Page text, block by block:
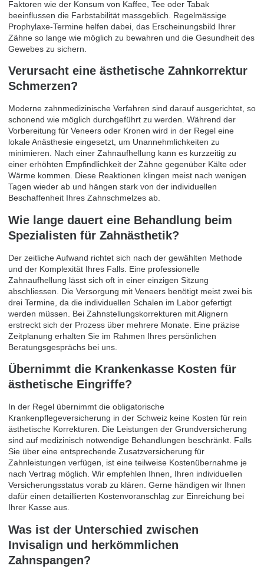
Faktoren wie der Konsum von Kaffee, Tee oder Tabak
beeinflussen die Farbstabilität massgeblich. Regelmässige
Prophylaxe-Termine helfen dabei, das Erscheinungsbild Ihrer
Zähne so lange wie möglich zu bewahren und die Gesundheit des
Gewebes zu sichern.
Verursacht eine ästhetische Zahnkorrektur
Schmerzen?
Moderne zahnmedizinische Verfahren sind darauf ausgerichtet, so
schonend wie möglich durchgeführt zu werden. Während der
Vorbereitung für Veneers oder Kronen wird in der Regel eine
lokale Anästhesie eingesetzt, um Unannehmlichkeiten zu
minimieren. Nach einer Zahnaufhellung kann es kurzzeitig zu
einer erhöhten Empfindlichkeit der Zähne gegenüber Kälte oder
Wärme kommen. Diese Reaktionen klingen meist nach wenigen
Tagen wieder ab und hängen stark von der individuellen
Beschaffenheit Ihres Zahnschmelzes ab.
Wie lange dauert eine Behandlung beim
Spezialisten für Zahnästhetik?
Der zeitliche Aufwand richtet sich nach der gewählten Methode
und der Komplexität Ihres Falls. Eine professionelle
Zahnaufhellung lässt sich oft in einer einzigen Sitzung
abschliessen. Die Versorgung mit Veneers benötigt meist zwei bis
drei Termine, da die individuellen Schalen im Labor gefertigt
werden müssen. Bei Zahnstellungskorrekturen mit Alignern
erstreckt sich der Prozess über mehrere Monate. Eine präzise
Zeitplanung erhalten Sie im Rahmen Ihres persönlichen
Beratungsgesprächs bei uns.
Übernimmt die Krankenkasse Kosten für
ästhetische Eingriffe?
In der Regel übernimmt die obligatorische
Krankenpflegeversicherung in der Schweiz keine Kosten für rein
ästhetische Korrekturen. Die Leistungen der Grundversicherung
sind auf medizinisch notwendige Behandlungen beschränkt. Falls
Sie über eine entsprechende Zusatzversicherung für
Zahnleistungen verfügen, ist eine teilweise Kostenübernahme je
nach Vertrag möglich. Wir empfehlen Ihnen, Ihren individuellen
Versicherungsstatus vorab zu klären. Gerne händigen wir Ihnen
dafür einen detaillierten Kostenvoranschlag zur Einreichung bei
Ihrer Kasse aus.
Was ist der Unterschied zwischen
Invisalign und herkömmlichen
Zahnspangen?